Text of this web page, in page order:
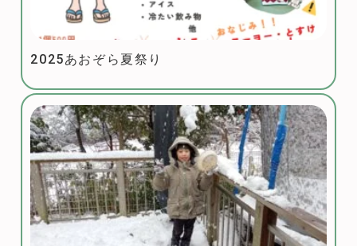
2025あおぞら夏祭り